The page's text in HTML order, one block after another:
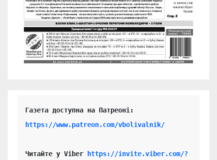
https://www.patreon.com/vbolivalnik/
Читайте у Viber
https://invite.viber.com/?